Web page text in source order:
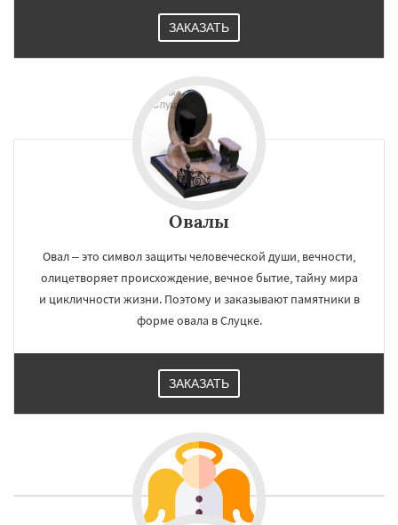
ЗАКАЗАТЬ
Овалы
Овал – это символ защиты человеческой души, вечности,
олицетворяет происхождение, вечное бытие, тайну мира
и цикличности жизни. Поэтому и заказывают памятники в
форме овала в Слуцке.
ЗАКАЗАТЬ